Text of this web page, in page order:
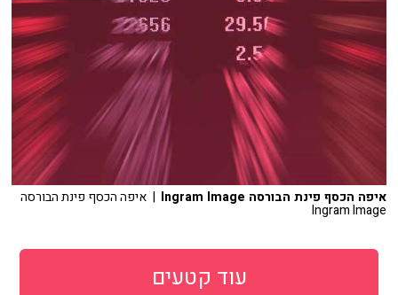
איפה הכסף פינת הבורסה Ingram Image | איפה הכסף פינת הבורסה
Ingram Image
עוד קטעים